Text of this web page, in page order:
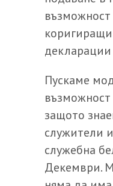
възможност
Пускаме
защото
служители
служебна
Декември.